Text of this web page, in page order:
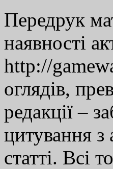
Передрук
наявності
http://
оглядів,
редакції –
цитування з
статті. Всі